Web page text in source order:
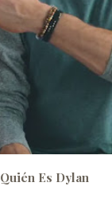
Es Dylan